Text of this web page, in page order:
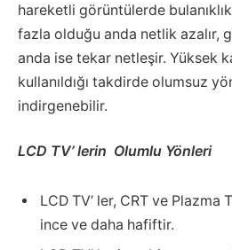
hareketli görüntülerde
fazla olduğu anda netlik azalır,
anda ise tekar netleşir. Yüksek
kullanıldığı takdirde olumsuz
indirgenebilir.
LCD TV’ lerin Olumlu Yönleri
LCD TV’ ler, CRT ve Plazma
ince ve daha hafiftir.